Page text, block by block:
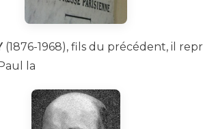
(1876-1968), fils du précédent, il
la